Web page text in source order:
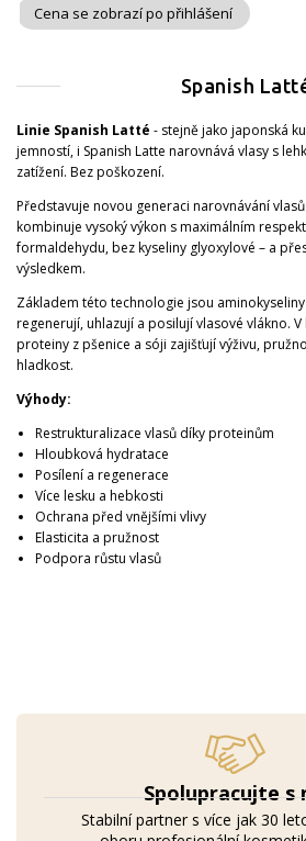
Spolupracujte s
Stabilní partner s více jak 30
Cena se zobrazí po přihlášení
Spanish
Linie Spanish Latté - stejně jako japonská
jemností, i Spanish Latte narovnává vlasy s
zatížení. Bez poškození.
Představuje novou generaci narovnávání
kombinuje vysoký výkon s maximálním
formaldehydu, bez kyseliny glyoxylové – a
výsledkem.
Základem této technologie jsou
regenerují, uhlazují a posilují vlasové vlákno.
proteiny z pšenice a sóji zajišťují výživu,
hladkost.
Výhody:
Restrukturalizace vlasů díky proteinům
Hloubková hydratace
Posílení a regenerace
Více lesku a hebkosti
Ochrana před vnějšími vlivy
Elasticita a pružnost
Podpora růstu vlasů